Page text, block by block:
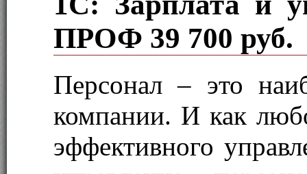
ПРОФ 39 700 руб.
Персонал – это
компании. И как
эффективного